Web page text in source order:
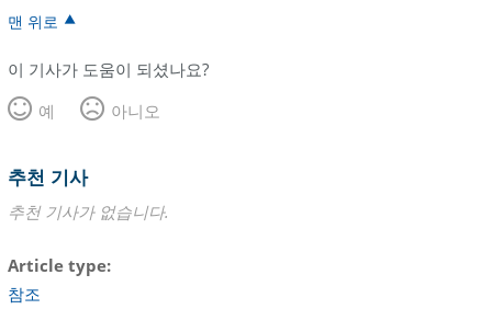
맨 위로
이 기사가 도움이 되셨나요?
예
아니오
추천 기사
추천 기사가 없습니다.
Article type
참조